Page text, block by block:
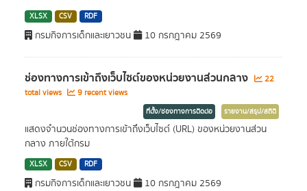
XLSX CSV RDF
กรมกิจการเด็กและเยาวชน 10 กรกฎาคม 2569
ช่องทางการเข้าถึงเว็บไซต์ของหน่วยงานส่วนกลาง
22
total views
9 recent views
ที่ตั้ง/ช่องทางการติดต่อ รายงาน/สรุป/สถิติ
แสดงจำนวนช่องทางการเข้าถึงเว็บไซต์ (URL) ของหน่วยงานส่วน
กลาง ภายใต้กรม
XLSX CSV RDF
กรมกิจการเด็กและเยาวชน 10 กรกฎาคม 2569